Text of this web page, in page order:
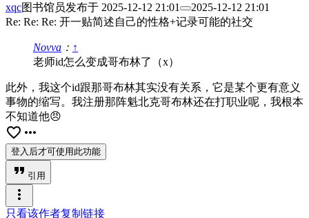
xqc图书馆员发布于 2025-12-12 21:01
2025-12-12 21:01
Re: Re: Re: 开一贴简述自己的性格+记录可能的社交
Novva ： ↑
老师id怎么变成哥布林了（x）
此外，我这个id跟那哥布林其实没有关系，它是某个更有意义
事物的缩写。我注册那阵魁北克哥布林还在打职业呢，我根本
不知道他😠
favorite_border more_horiz
登入后才可使用此功能
format_quote 引用
more_vert
只看该作者复制链接